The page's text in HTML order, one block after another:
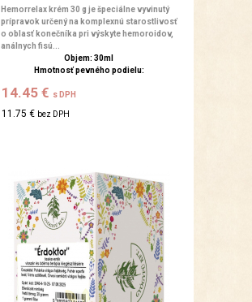
Hemorrelax krém 30 g je špeciálne vyvinutý
prípravok určený na komplexnú starostlivosť
o oblasť konečníka pri výskyte hemoroidov,
análnych fisú...
Objem: 30ml
Hmotnosť pevného podielu:
14.45 € s DPH
11.75 € bez DPH